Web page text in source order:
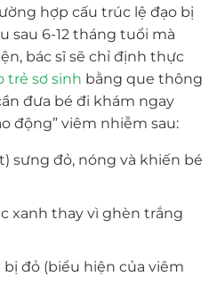
hợp cấu trúc lệ đạo bị
sau 6-12 tháng tuổi mà
bác sĩ sẽ chỉ định thực
trẻ sơ sinh bằng que thông
đưa bé đi khám ngay
động” viêm nhiễm sau:
sưng đỏ, nóng và khiến bé
xanh thay vì ghèn trắng
đỏ (biểu hiện của viêm